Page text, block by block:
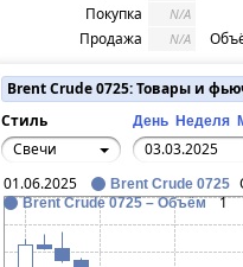
Покупка
N/A
Продажа N/A
Brent Crude 0725: Товары и
Стиль
День Неделя
Свечи
01.06.2025 Brent Crude 0725
Brent Crude 0725 – Объём 1